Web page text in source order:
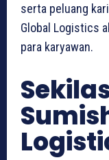
serta peluang
Global Logistics
para karyawan.